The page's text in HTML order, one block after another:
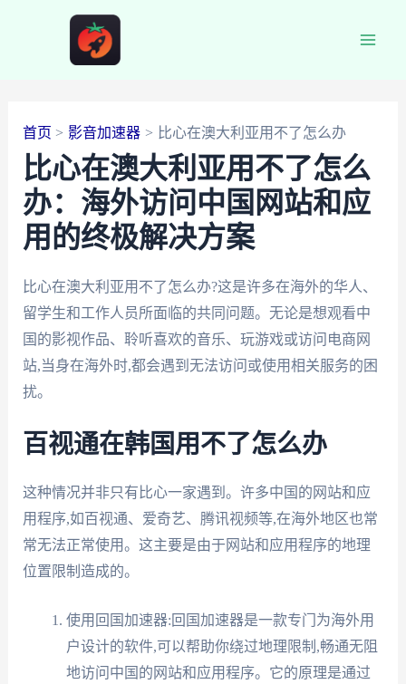
首页 影音加速器 比心在澳大利亚用不了怎么办
比心在澳大利亚用不了怎么
办：海外访问中国网站和应
用的终极解决方案
比心在澳大利亚用不了怎么办?这是许多在海外的华人、
留学生和工作人员所面临的共同问题。无论是想观看中
国的影视作品、聆听喜欢的音乐、玩游戏或访问电商网
站,当身在海外时,都会遇到无法访问或使用相关服务的困
扰。
百视通在韩国用不了怎么办
这种情况并非只有比心一家遇到。许多中国的网站和应
用程序,如百视通、爱奇艺、腾讯视频等,在海外地区也常
常无法正常使用。这主要是由于网站和应用程序的地理
位置限制造成的。
使用回国加速器:回国加速器是一款专门为海外用
户设计的软件,可以帮助你绕过地理限制,畅通无阻
地访问中国的网站和应用程序。它的原理是通过